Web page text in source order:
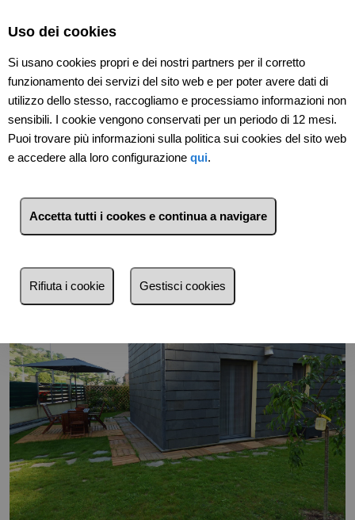
Indietro
Uso dei cookies
Si usano cookies propri e dei nostri partners per il corretto
funzionamento dei servizi del sito web e per poter avere dati di
utilizzo dello stesso, raccogliamo e processiamo informazioni non
sensibili. I cookie vengono conservati per un periodo di 12 mesi.
Puoi trovare più informazioni sulla politica sui cookies del sito web
e accedere alla loro configurazione qui.
Accetta tutti i cookes e continua a navigare
Rifiuta i cookie Gestisci cookies